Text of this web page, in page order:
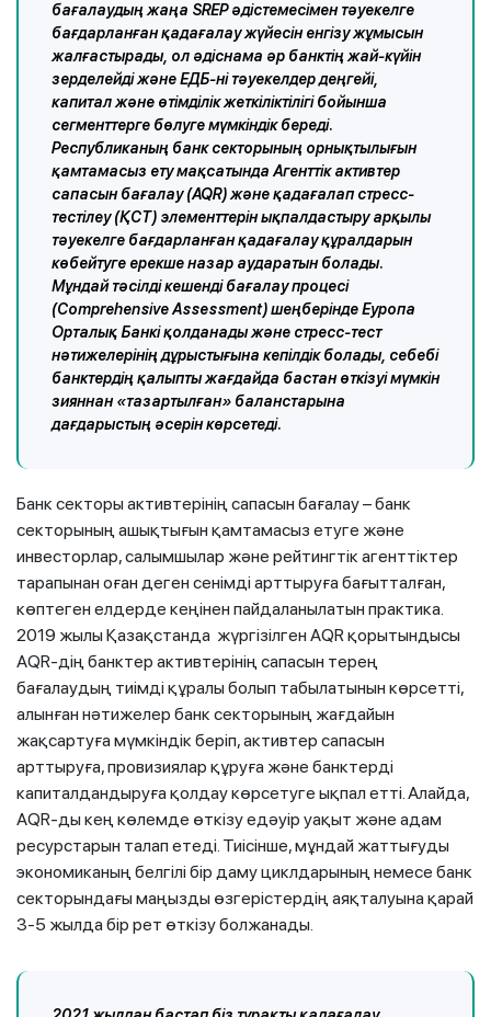
бағалаудың жаңа SREP әдістемесімен тәуекелге
бағдарланған қадағалау жүйесін енгізу жұмысын
жалғастырады, ол әдіснама әр банктің жай-күйін
зерделейді және ЕДБ-ні тәуекелдер деңгейі,
капитал және өтімділік жеткіліктілігі бойынша
сегменттерге бөлуге мүмкіндік береді.
Республиканың банк секторының орнықтылығын
қамтамасыз ету мақсатында Агенттік активтер
сапасын бағалау (AQR) және қадағалап стресс-
тестілеу (ҚСТ) элементтерін ықпалдастыру арқылы
тәуекелге бағдарланған қадағалау құралдарын
көбейтуге ерекше назар аударатын болады.
Мұндай тәсілді кешенді бағалау процесі
(Comprehensive Assessment) шеңберінде Еуропа
Орталық Банкі қолданады және стресс-тест
нәтижелерінің дұрыстығына кепілдік болады, себебі
банктердің қалыпты жағдайда бастан өткізуі мүмкін
зияннан «тазартылған» баланстарына
дағдарыстың әсерін көрсетеді.
Банк секторы активтерінің сапасын бағалау – банк
секторының ашықтығын қамтамасыз етуге және
инвесторлар, салымшылар және рейтингтік агенттіктер
тарапынан оған деген сенімді арттыруға бағытталған,
көптеген елдерде кеңінен пайдаланылатын практика.
2019 жылы Қазақстанда жүргізілген AQR қорытындысы
AQR-дің банктер активтерінің сапасын терең
бағалаудың тиімді құралы болып табылатынын көрсетті,
алынған нәтижелер банк секторының жағдайын
жақсартуға мүмкіндік беріп, активтер сапасын
арттыруға, провизиялар құруға және банктерді
капиталдандыруға қолдау көрсетуге ықпал етті. Алайда,
AQR-ды кең көлемде өткізу едәуір уақыт және адам
ресурстарын талап етеді. Тиісінше, мұндай жаттығуды
экономиканың белгілі бір даму циклдарының немесе банк
секторындағы маңызды өзгерістердің аяқталуына қарай
3-5 жылда бір рет өткізу болжанады.